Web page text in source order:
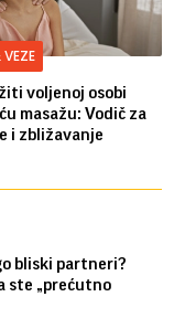
voljenoj osobi
masažu: Vodič za
i zbližavanje
bliski partneri?
ste „prećutno